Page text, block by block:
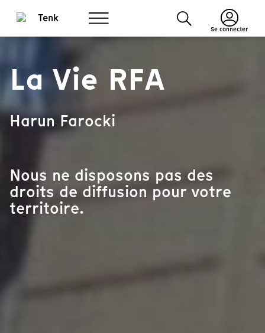
Se connecter
La Vie RFA
Harun Farocki
Nous ne disposons pas des
droits de diffusion pour votre
territoire.